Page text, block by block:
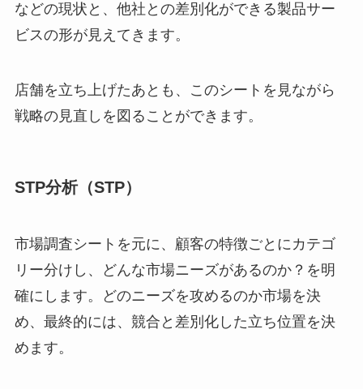
などの現状と、他社との差別化ができる製品サー
ビスの形が見えてきます。
店舗を立ち上げたあとも、このシートを見ながら
戦略の見直しを図ることができます。
STP分析（STP）
市場調査シートを元に、顧客の特徴ごとにカテゴ
リー分けし、どんな市場ニーズがあるのか？を明
確にします。どのニーズを攻めるのか市場を決
め、最終的には、競合と差別化した立ち位置を決
めます。